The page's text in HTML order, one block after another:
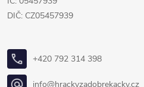
DIČ: CZ05457939
+420 792 314 398
info@hrackyzadobrekacky.cz